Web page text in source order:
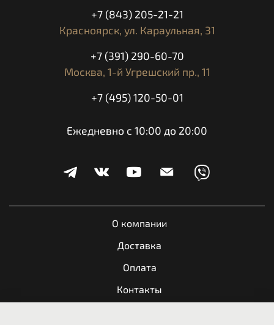
О компании
Доставка
Оплата
Контакты
+7 (843) 205-21-21
Красноярск, ул. Караульная, 31
+7 (391) 290-60-70
Москва, 1-й Угрешский пр., 11
+7 (495) 120-50-01
Ежедневно с 10:00 до 20:00